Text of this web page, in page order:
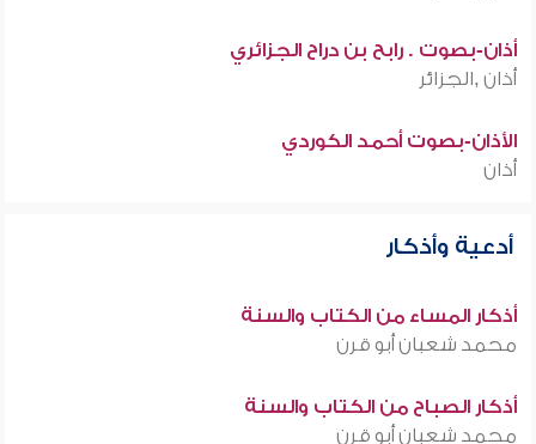
أذان-بصوت . رابح بن دراح الجزائري
أذان ,الجزائر
الأذان-بصوت أحمد الكوردي
أذان
أدعية وأذكار
أذكار المساء من الكتاب والسنة
محمد شعبان أبو قرن
أذكار الصباح من الكتاب والسنة
محمد شعبان أبو قرن